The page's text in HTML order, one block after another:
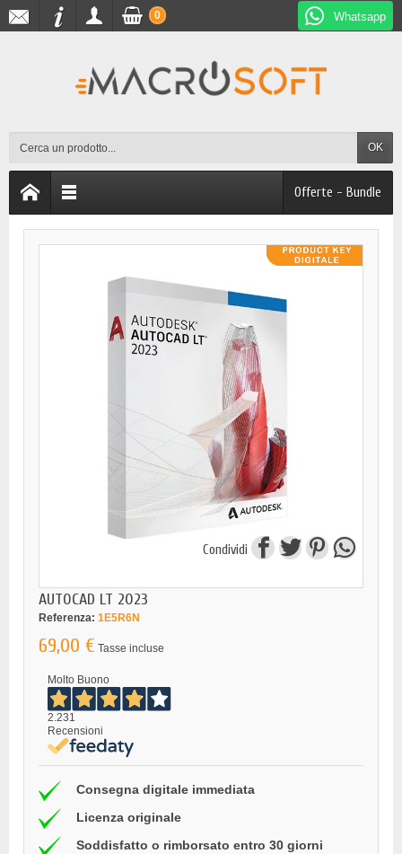
Whatsapp
OK
0
Offerte - Bundle
Condividi
AUTOCAD LT 2023
Referenza: 1E5R6N
69,00 € Tasse incluse
Molto Buono
2.231
Recensioni
Consegna digitale immediata
Licenza originale
Soddisfatto o rimborsato entro 30 giorni